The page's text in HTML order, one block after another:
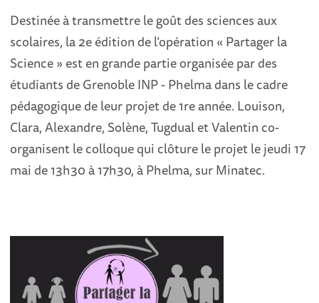
Destinée à transmettre le goût des sciences aux
scolaires, la 2e édition de l’opération « Partager la
Science » est en grande partie organisée par des
étudiants de Grenoble INP - Phelma dans le cadre
pédagogique de leur projet de 1re année. Louison,
Clara, Alexandre, Solène, Tugdual et Valentin co-
organisent le colloque qui clôture le projet le jeudi 17
mai de 13h30 à 17h30, à Phelma, sur Minatec.